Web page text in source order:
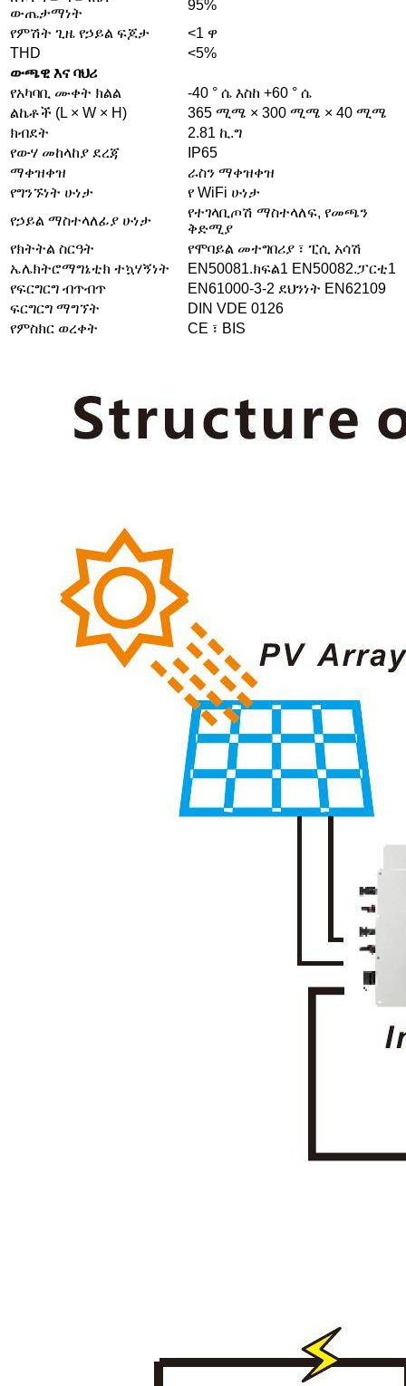
ውጤታማነት
95%
የምሽት ጊዜ የኃይል ፍጆታ
<1 ዋ
THD
<5%
ውጫዊ እና ባህሪ
የአካባቢ ሙቀት ክልል
-40 ° ሴ እስከ +60 ° ሴ
ልኬቶች (L × W × H)
365 ሚሜ × 300 ሚሜ × 40 ሚሜ
ክብደት
2.81 ኪ.ግ
የውሃ መከላከያ ደረጃ
IP65
ማቀዝቀዝ
ራስን ማቀዝቀዝ
የግንኙነት ሁነታ
የ WiFi ሁነታ
የኃይል ማስተላለፊያ ሁነታ
የተገላቢጦሽ ማስተላለፍ, የመጫን
ቅድሚያ
የክትትል ስርዓት
የሞባይል መተግበሪያ ፣ ፒሲ አሳሽ
ኤሌክትሮማግኔቲክ ተኳሃኝነት
EN50081.ክፍል1 EN50082.ፓርቲ1
የፍርግርግ ብጥብጥ
EN61000-3-2 ደህንነት EN62109
ፍርግርግ ማግኘት
DIN VDE 0126
የምስክር ወረቀት
CE ፣ BIS